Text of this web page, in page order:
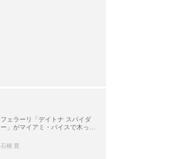
フェラーリ「デイトナ スパイダ
ー」がマイアミ・バイスで木っ端
サ」に化けた理由
石橋 寛